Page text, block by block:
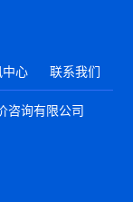
中心 联系我们
咨询有限公司